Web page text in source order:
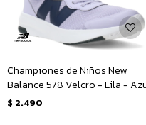
Championes de Niños New
Balance 578 Velcro - Lila -
Marino
$ 2.490